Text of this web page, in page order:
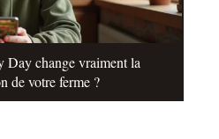
Day change vraiment la
de votre ferme ?